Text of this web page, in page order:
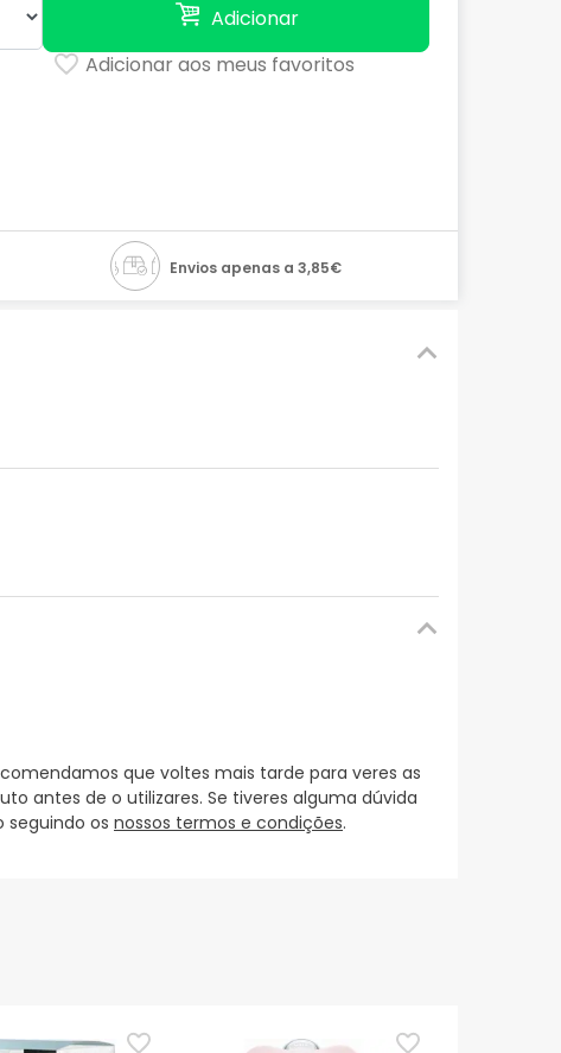
Adicionar
Adicionar aos meus favoritos
Envios apenas a 3,85€
que voltes mais tarde para veres as
antes de o utilizares. Se tiveres alguma dúvida
seguindo os nossos termos e condições.